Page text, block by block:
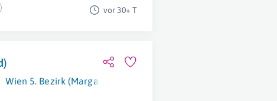
vor 30+ T
Wien 5. Bezirk (Margareten)